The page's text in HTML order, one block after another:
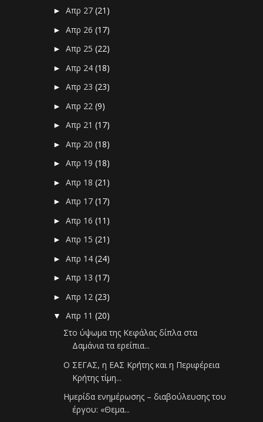
►Απρ 27(21)
►Απρ 26(17)
►Απρ 25(22)
►Απρ 24(18)
►Απρ 23(23)
►Απρ 22(9)
►Απρ 21(17)
►Απρ 20(18)
►Απρ 19(18)
►Απρ 18(21)
►Απρ 17(17)
►Απρ 16(11)
►Απρ 15(21)
►Απρ 14(24)
►Απρ 13(17)
►Απρ 12(23)
▼Απρ 11(20)
Στο ύψωμα της Κεφάλας δίπλα στα
Δαμάνια τα ερείπια...
Ο ΣΕΓΑΣ, η ΕΑΣ Κρήτης και η Περιφέρεια
Κρήτης τίμη...
Ημερίδα ενημέρωσης – διαβούλευσης του
έργου: «Θεμα...